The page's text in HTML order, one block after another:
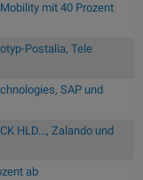
mit 40 Prozent
Postalia, Tele
SAP und
HLD..., Zalando und
ab